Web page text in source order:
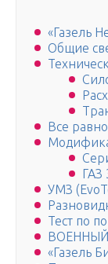
«Газель
Общие
Все
ГАЗ
УМЗ
Тест по
«Газель